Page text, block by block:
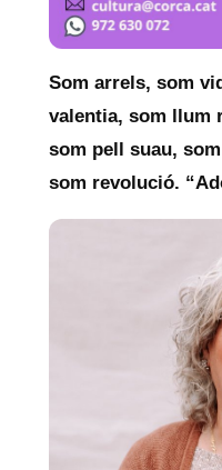
Som arrels, som
valentia, som llum
som pell suau,
som revolució.